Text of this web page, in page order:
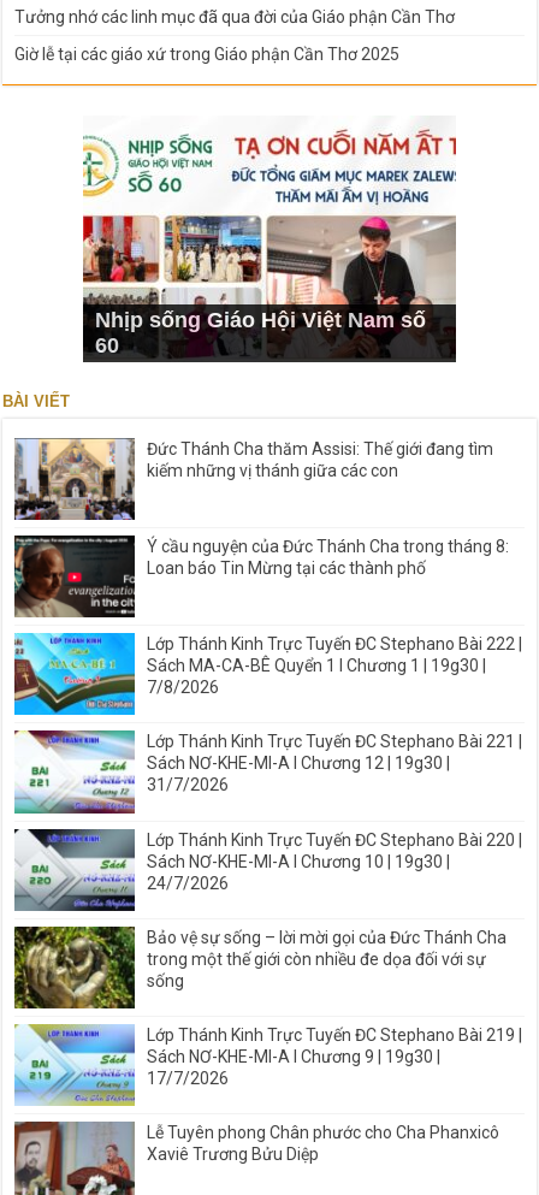
Tưởng nhớ các linh mục đã qua đời của Giáo phận Cần Thơ
Giờ lễ tại các giáo xứ trong Giáo phận Cần Thơ 2025
Nhịp sống Giáo Hội Việt Nam số
60
BÀI VIẾT
Đức Thánh Cha thăm Assisi: Thế giới đang tìm
kiếm những vị thánh giữa các con
Ý cầu nguyện của Đức Thánh Cha trong tháng 8:
Loan báo Tin Mừng tại các thành phố
Lớp Thánh Kinh Trực Tuyến ĐC Stephano Bài 222 |
Sách MA-CA-BÊ Quyển 1 I Chương 1 | 19g30 |
7/8/2026
Lớp Thánh Kinh Trực Tuyến ĐC Stephano Bài 221 |
Sách NƠ-KHE-MI-A I Chương 12 | 19g30 |
31/7/2026
Lớp Thánh Kinh Trực Tuyến ĐC Stephano Bài 220 |
Sách NƠ-KHE-MI-A I Chương 10 | 19g30 |
24/7/2026
Bảo vệ sự sống – lời mời gọi của Đức Thánh Cha
trong một thế giới còn nhiều đe dọa đối với sự
sống
Lớp Thánh Kinh Trực Tuyến ĐC Stephano Bài 219 |
Sách NƠ-KHE-MI-A I Chương 9 | 19g30 |
17/7/2026
Lễ Tuyên phong Chân phước cho Cha Phanxicô
Xaviê Trương Bửu Diệp